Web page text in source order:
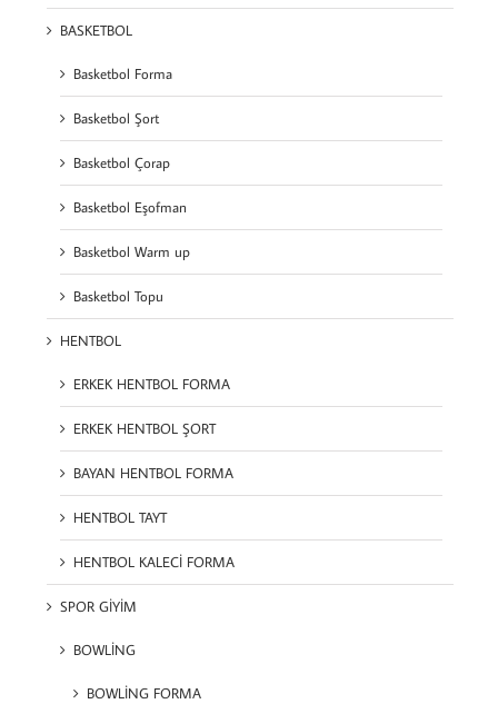
BASKETBOL
Basketbol Forma
Basketbol Şort
Basketbol Çorap
Basketbol Eşofman
Basketbol Warm up
Basketbol Topu
HENTBOL
ERKEK HENTBOL FORMA
ERKEK HENTBOL ŞORT
BAYAN HENTBOL FORMA
HENTBOL TAYT
HENTBOL KALECİ FORMA
SPOR GİYİM
BOWLİNG
BOWLİNG FORMA